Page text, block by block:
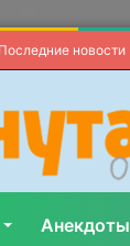
Последние новости
Анекдоты